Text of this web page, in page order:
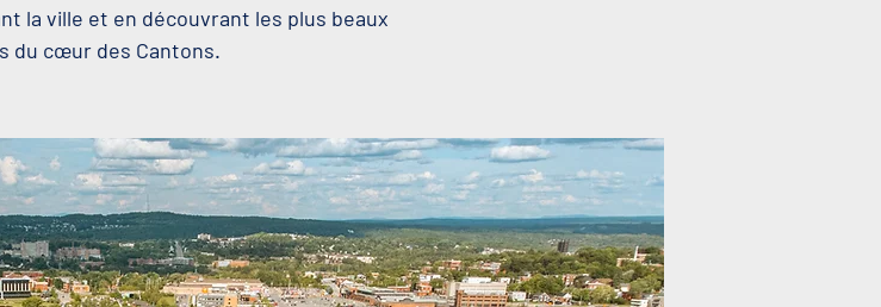
la ville et en découvrant les plus beaux
du cœur des Cantons.